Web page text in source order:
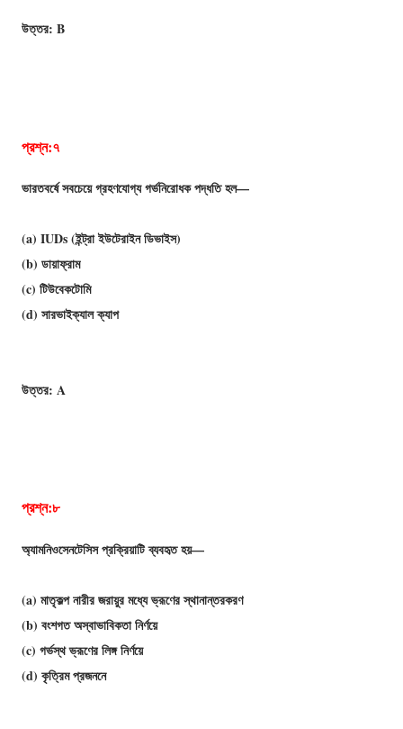
উত্তর: B
প্রশ্ন:৭
ভারতবর্ষে সবচেয়ে গ্রহণযােগ্য গর্ভনিরােধক পদ্ধতি হল—
(a) IUDs (ইন্ট্রা ইউটেরাইন ডিভাইস)
(b) ডায়াফ্রাম
(c) টিউবেকটোমি
(d) সারভাইক্যাল ক্যাপ
উত্তর: A
প্রশ্ন:৮
অ্যামনিওসেনটেসিস প্রক্রিয়াটি ব্যবহৃত হয়—
(a) মাতৃকল্প নারীর জরায়ুর মধ্যে ভ্রূণের স্থানান্তরকরণ
(b) বংশগত অস্বাভাবিকতা নির্ণয়ে
(c) গর্ভস্থ ভ্রূণের লিঙ্গ নির্ণয়ে
(d) কৃত্রিম প্রজননে